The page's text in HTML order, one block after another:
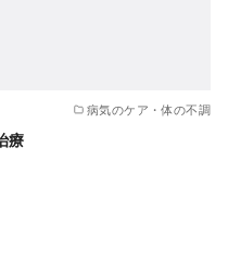
病気のケア・体の不調
療